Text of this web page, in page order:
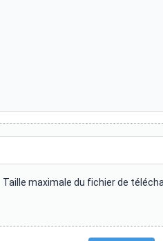
Taille maximale du fichier de